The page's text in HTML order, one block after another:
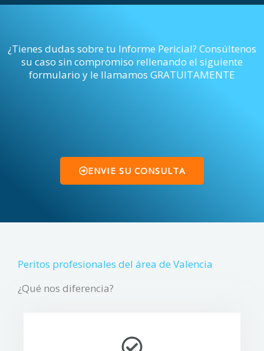
¿Tienes dudas sobre tu Informe Pericial? Consúltenos
su caso sin compromiso rellenando el siguiente
formulario y le llamamos GRATUITAMENTE
ENVIE SU CONSULTA
Peritos profesionales del área de Valencia
¿Qué nos diferencia?